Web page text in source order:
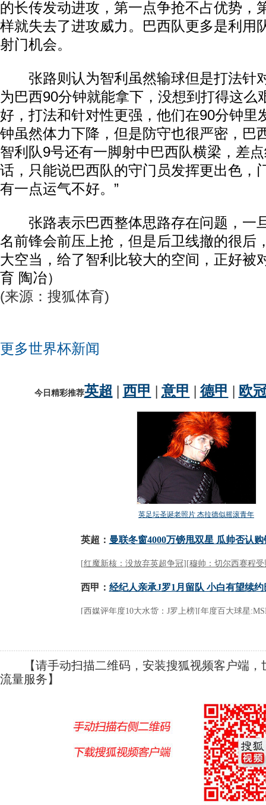
的长传发动进攻，第一点争抢不占优势，
样就失去了进攻威力。巴西队更多是利用
射门机会。
张路则认为智利虽然输球但是打法针
为巴西90分钟就能拿下，没想到打得这么
好，打法和针对性更强，他们在90分钟里
钟虽然体力下降，但是防守也很严密，巴
智利队9号还有一脚射中巴西队横梁，差
话，只能说巴西队的守门员发挥更出色，
有一点运气不好。”
张路表示巴西整体思路存在问题，一
名前锋会前压上抢，但是后卫线撤的很后
大空当，给了智利比较大的空间，正好被
育 陶冶）
(来源：搜狐体育)
更多世界杯新闻
【请手动扫描二维码，安装搜狐视频客户端，
流量服务】